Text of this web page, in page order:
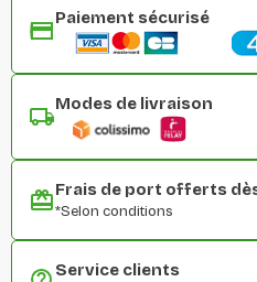
Paiement sécurisé
Modes de livraison
Frais de port offerts
*Selon conditions
Service clients